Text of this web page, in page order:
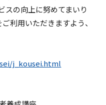
スの向上に努めてまいり
利用いただきますよう、
j_kousei.html